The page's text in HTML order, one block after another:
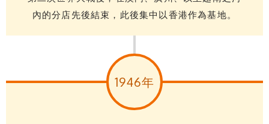
內的分店先後結束，此後集中以香港作為基地。
1946年